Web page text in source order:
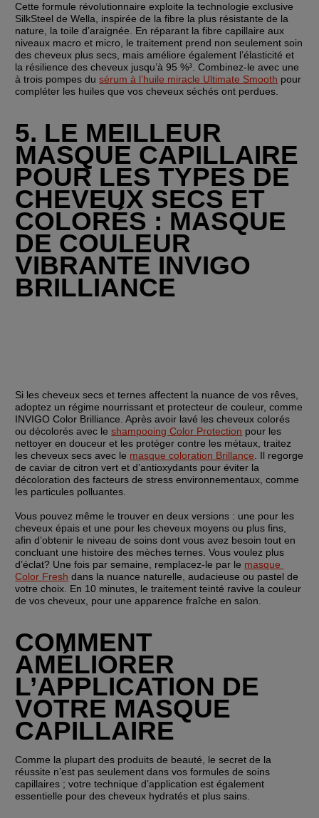
Cette formule révolutionnaire exploite la technologie exclusive
SilkSteel de Wella, inspirée de la fibre la plus résistante de la
nature, la toile d’araignée. En réparant la fibre capillaire aux
niveaux macro et micro, le traitement prend non seulement soin
des cheveux plus secs, mais améliore également l’élasticité et
la résilience des cheveux jusqu’à 95 %³. Combinez-le avec une
à trois pompes du sérum à l’huile miracle Ultimate Smooth pour
compléter les huiles que vos cheveux séchés ont perdues.
5. LE MEILLEUR
MASQUE CAPILLAIRE
POUR LES TYPES DE
CHEVEUX SECS ET
COLORÉS : MASQUE
DE COULEUR
VIBRANTE INVIGO
BRILLIANCE
Si les cheveux secs et ternes affectent la nuance de vos rêves,
adoptez un régime nourrissant et protecteur de couleur, comme
INVIGO Color Brilliance. Après avoir lavé les cheveux colorés
ou décolorés avec le shampooing Color Protection pour les
nettoyer en douceur et les protéger contre les métaux, traitez
les cheveux secs avec le masque coloration Brillance . Il regorge
de caviar de citron vert et d’antioxydants pour éviter la
décoloration des facteurs de stress environnementaux, comme
les particules polluantes.
Vous pouvez même le trouver en deux versions : une pour les
cheveux épais et une pour les cheveux moyens ou plus fins,
afin d’obtenir le niveau de soins dont vous avez besoin tout en
concluant une histoire des mèches ternes. Vous voulez plus
d’éclat? Une fois par semaine, remplacez-le par le masque
Color Fresh dans la nuance naturelle, audacieuse ou pastel de
votre choix. En 10 minutes, le traitement teinté ravive la couleur
de vos cheveux, pour une apparence fraîche en salon.
COMMENT
AMÉLIORER
L’APPLICATION DE
VOTRE MASQUE
CAPILLAIRE
Comme la plupart des produits de beauté, le secret de la
réussite n’est pas seulement dans vos formules de soins
capillaires ; votre technique d’application est également
essentielle pour des cheveux hydratés et plus sains.